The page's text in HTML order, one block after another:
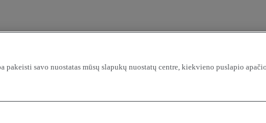
savo nuostatas mūsų slapukų nuostatų centre, kiekvieno puslapio